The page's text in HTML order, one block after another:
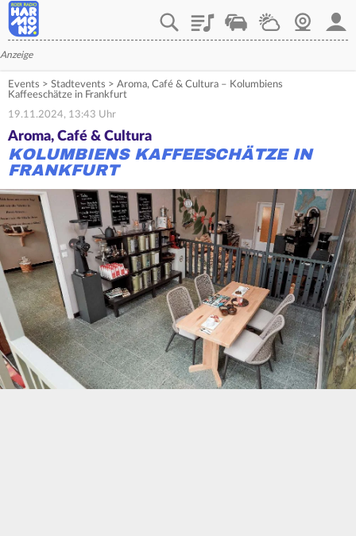
PlaylistVerkehrWetterWebcam
Anzeige
Events > Stadtevents > Aroma, Café & Cultura – Kolumbiens
Kaffeeschätze in Frankfurt
19.11.2024, 13:43 Uhr
Aroma, Café & Cultura
KOLUMBIENS KAFFEESCHÄTZE IN
FRANKFURT